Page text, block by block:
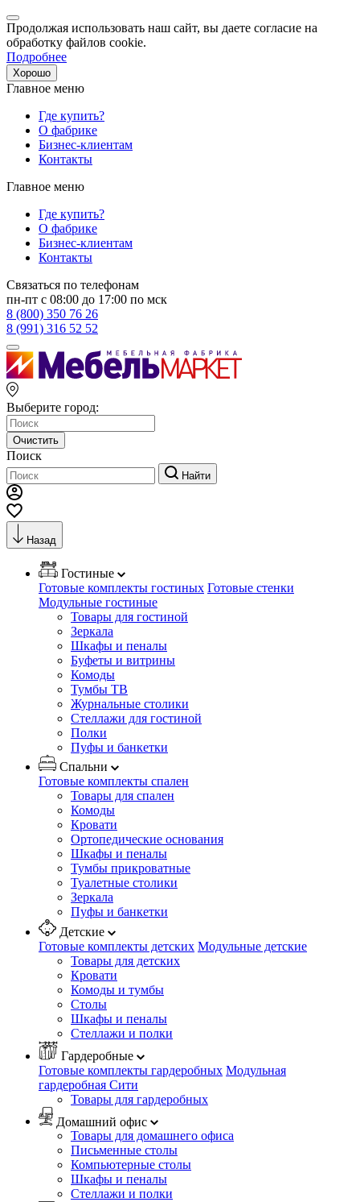
Продолжая использовать наш сайт, вы даете согласие на
обработку файлов cookie.
Подробнее
Хорошо
Главное меню
Где купить?
О фабрике
Бизнес-клиентам
Контакты
Главное меню
Где купить?
О фабрике
Бизнес-клиентам
Контакты
Связаться по телефонам
пн-пт с 08:00 до 17:00 по мск
8 (800) 350 76 26
8 (991) 316 52 52
Выберите город:
Очистить
Поиск
Найти
Назад
Гостиные
Готовые комплекты гостиных Готовые стенки
Модульные гостиные
Товары для гостиной
Зеркала
Шкафы и пеналы
Буфеты и витрины
Комоды
Тумбы ТВ
Журнальные столики
Стеллажи для гостиной
Полки
Пуфы и банкетки
Спальни
Готовые комплекты спален
Товары для спален
Комоды
Кровати
Ортопедические основания
Шкафы и пеналы
Тумбы прикроватные
Туалетные столики
Зеркала
Пуфы и банкетки
Детские
Готовые комплекты детских Модульные детские
Товары для детских
Кровати
Комоды и тумбы
Столы
Шкафы и пеналы
Стеллажи и полки
Гардеробные
Готовые комплекты гардеробных Модульная
гардеробная Сити
Товары для гардеробных
Домашний офис
Товары для домашнего офиса
Письменные столы
Компьютерные столы
Шкафы и пеналы
Стеллажи и полки